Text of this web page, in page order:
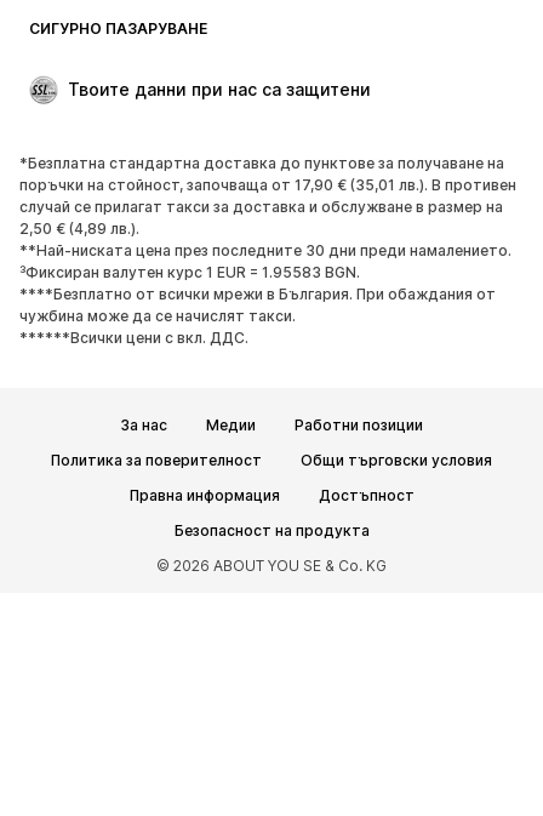
Специални Поводи
ОБУВКИ
НОВО
Популярно
Маратонки
Боти
Обувки с висок ток
Ботуши
Сандали
Ниски обувки
ЕКСКЛУЗИВНО
Видове спорт
Спортни чанти
СИГУРНО ПАЗАРУВАНЕ
Твоите данни при нас са защитени
*Безплатна стандартна доставка до пунктове за получаване на
поръчки на стойност, започваща от 17,90 € (35,01 лв.). В противен
случай се прилагат такси за доставка и обслужване в размер на
2,50 € (4,89 лв.).
**Най-ниската цена през последните 30 дни преди намалението.
³Фиксиран валутен курс 1 EUR = 1.95583 BGN.
****Безплатно от всички мрежи в България. При обаждания от
чужбина може да се начислят такси.
******Всички цени с вкл. ДДС.
За нас Медии
Работни позиции
Политика за поверителност
Общи търговски условия
Правна информация
Достъпност
Безопасност на продукта
© 2026 ABOUT YOU SE & Co. KG